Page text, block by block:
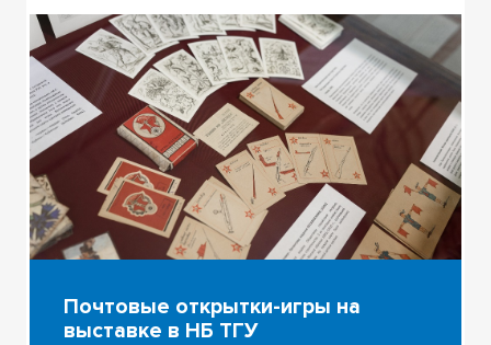
Почтовые открытки-игры на
выставке в НБ ТГУ